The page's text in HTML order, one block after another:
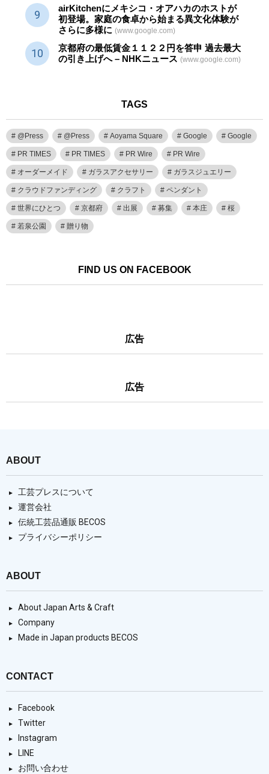
airKitchenにメキシコ・オアハカのホストが
初登場。家庭の食卓から始まる異文化体験が
さらに多様に (www.google.com)
京都府の最低賃金１１２２円を答申 過去最大
の引き上げへ – NHKニュース (www.google.com)
TAGS
@Press @Press Aoyama Square Google Google
PR TIMES PR TIMES PR Wire PR Wire
オーダーメイド ガラスアクセサリー ガラスジュエリー
クラウドファンディング クラフト ペンダント
世界にひとつ 京都府 出展 募集 本庄 桜
若泉公園 贈り物
FIND US ON FACEBOOK
広告
広告
ABOUT
工芸プレスについて
運営会社
伝統工芸品通販 BECOS
プライバシーポリシー
ABOUT
About Japan Arts & Craft
Company
Made in Japan products BECOS
CONTACT
Facebook
Twitter
Instagram
LINE
お問い合わせ